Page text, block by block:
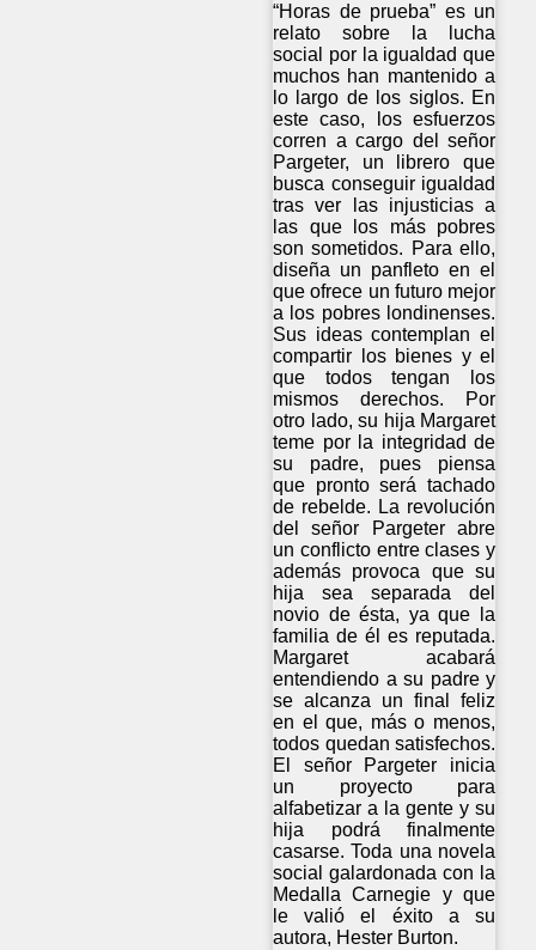
“Horas de prueba” es un
relato sobre la lucha
social por la igualdad que
muchos han mantenido a
lo largo de los siglos. En
este caso, los esfuerzos
corren a cargo del señor
Pargeter, un librero que
busca conseguir igualdad
tras ver las injusticias a
las que los más pobres
son sometidos. Para ello,
diseña un panfleto en el
que ofrece un futuro mejor
a los pobres londinenses.
Sus ideas contemplan el
compartir los bienes y el
que todos tengan los
mismos derechos. Por
otro lado, su hija Margaret
teme por la integridad de
su padre, pues piensa
que pronto será tachado
de rebelde. La revolución
del señor Pargeter abre
un conflicto entre clases y
además provoca que su
hija sea separada del
novio de ésta, ya que la
familia de él es reputada.
Margaret acabará
entendiendo a su padre y
se alcanza un final feliz
en el que, más o menos,
todos quedan satisfechos.
El señor Pargeter inicia
un proyecto para
alfabetizar a la gente y su
hija podrá finalmente
casarse. Toda una novela
social galardonada con la
Medalla Carnegie y que
le valió el éxito a su
autora, Hester Burton.